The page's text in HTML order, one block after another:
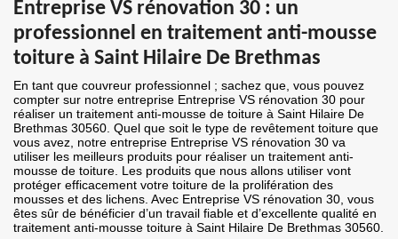
Entreprise VS rénovation 30 : un
professionnel en traitement anti-mousse
toiture à Saint Hilaire De Brethmas
En tant que couvreur professionnel ; sachez que, vous pouvez
compter sur notre entreprise Entreprise VS rénovation 30 pour
réaliser un traitement anti-mousse de toiture à Saint Hilaire De
Brethmas 30560. Quel que soit le type de revêtement toiture que
vous avez, notre entreprise Entreprise VS rénovation 30 va
utiliser les meilleurs produits pour réaliser un traitement anti-
mousse de toiture. Les produits que nous allons utiliser vont
protéger efficacement votre toiture de la prolifération des
mousses et des lichens. Avec Entreprise VS rénovation 30, vous
êtes sûr de bénéficier d’un travail fiable et d’excellente qualité en
traitement anti-mousse toiture à Saint Hilaire De Brethmas 30560.